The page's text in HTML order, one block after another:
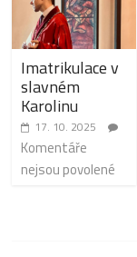
Imatrikulace v
slavném
Karolinu
17. 10. 2025
Komentáře
nejsou povolené